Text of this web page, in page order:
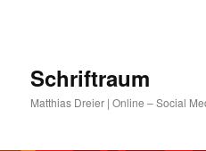
Schriftraum
Matthias Dreier | Online – Social